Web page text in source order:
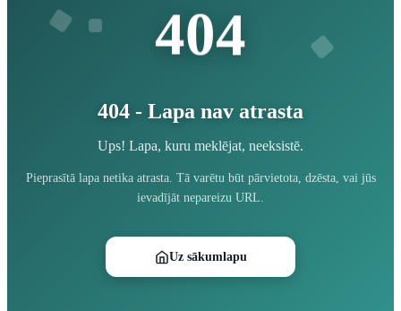
404
404 - Lapa nav atrasta
Ups! Lapa, kuru meklējat, neeksistē.
Pieprasītā lapa netika atrasta. Tā varētu būt pārvietota, dzēsta, vai jūs
ievadījāt nepareizu URL.
Uz sākumlapu